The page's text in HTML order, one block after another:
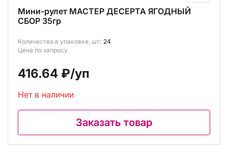
Мини-рулет МАСТЕР ДЕСЕРТА ЯГОДНЫЙ
СБОР 35гр
Количество в упаковке, шт: 24
Цена по запросу
416.64 ₽/уп
Нет в наличии
Заказать товар